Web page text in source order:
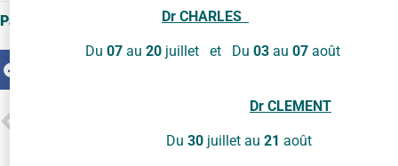
Partager Dr CHARLES
Du 07au 20juillet et Du 03 au 07août
Dr CLEMENT
Du 30 juillet au 21 août